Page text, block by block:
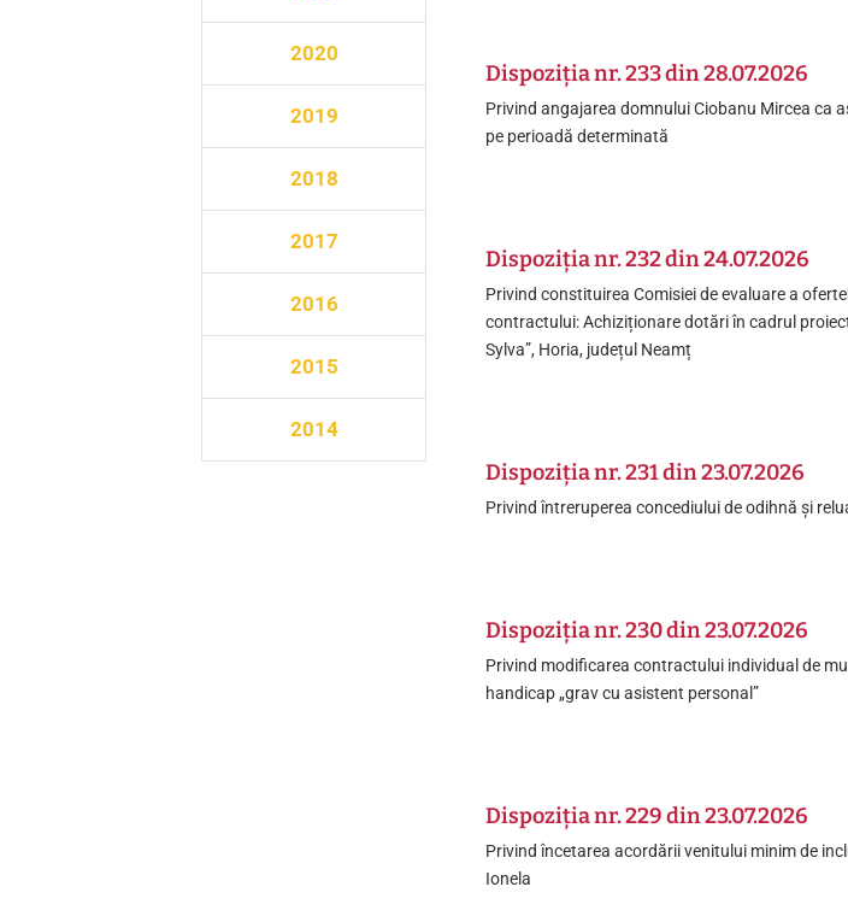
2020
2019
2018
2017
2016
2015
2014
Dispoziția nr. 233 din 28.07.2026
Privind angajarea domnului Ciobanu Mircea ca
pe perioadă determinată
Dispoziția nr. 232 din 24.07.2026
Privind constituirea Comisiei de evaluare a
contractului: Achiziționare dotări în cadrul
Sylva”, Horia, județul Neamț
Dispoziția nr. 231 din 23.07.2026
Privind întreruperea concediului de odihnă și
Dispoziția nr. 230 din 23.07.2026
Privind modificarea contractului individual de
handicap „grav cu asistent personal”
Dispoziția nr. 229 din 23.07.2026
Privind încetarea acordării venitului minim de
Ionela